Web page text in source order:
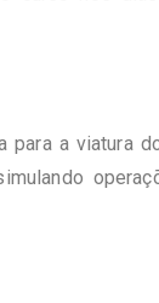
a viatura